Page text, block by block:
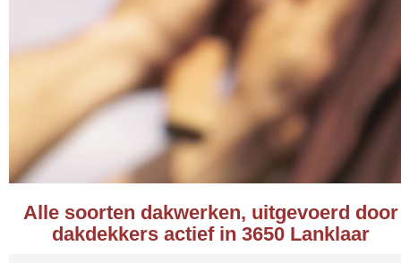
Alle soorten dakwerken, uitgevoerd door
dakdekkers actief in 3650 Lanklaar